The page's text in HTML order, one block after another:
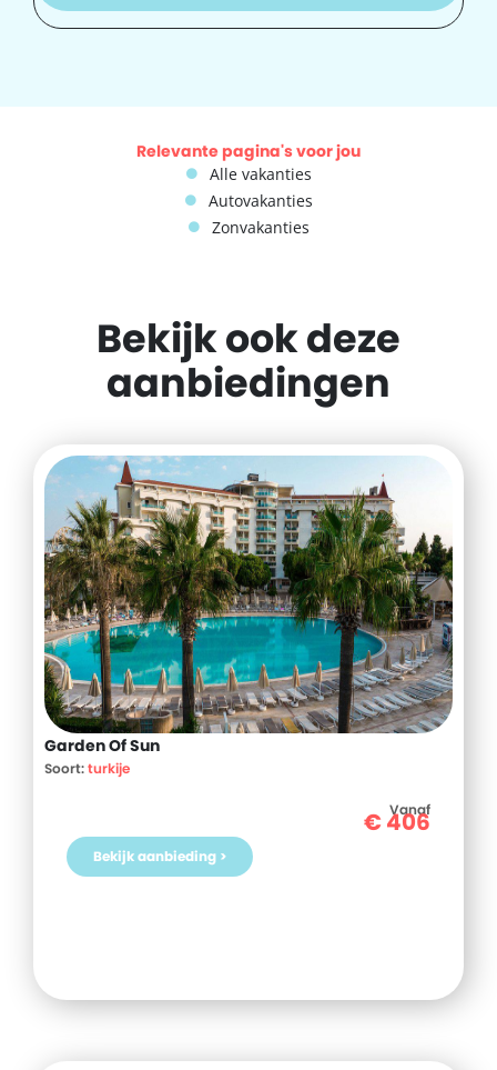
Relevante pagina's voor jou
Alle vakanties
Autovakanties
Zonvakanties
Bekijk ook deze
aanbiedingen
Garden Of Sun
Soort:turkije
Vanaf
€406
Bekijk aanbieding >